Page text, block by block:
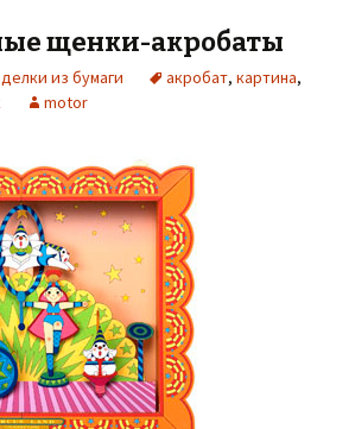
щенки-акробаты
из бумаги акробат, картина,
motor